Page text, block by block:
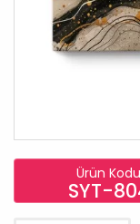
Ürün Kodu
SYT-